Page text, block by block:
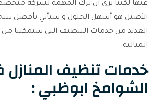
عنها لكننا نرى أن ترك المهمة لشركة
الأصيل هو أسهل الحلول و سيأتي بأفضل
العديد من خدمات التنظيف التي ستمكننا من
المثالية.
خدمات تنظيف
الشوامخ ابوظبي :